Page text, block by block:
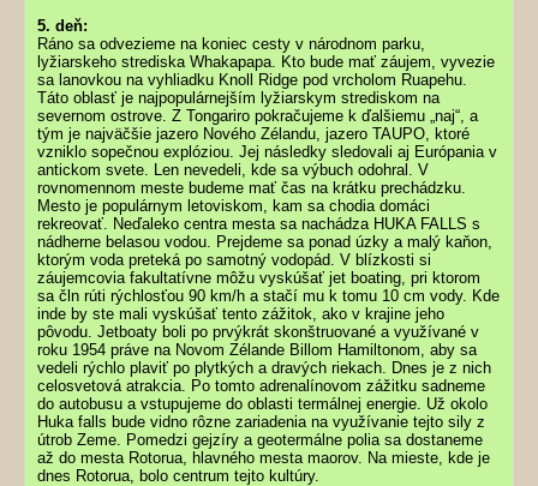
5. deň:
Ráno sa odvezieme na koniec cesty v národnom parku,
lyžiarskeho strediska Whakapapa. Kto bude mať záujem, vyvezie
sa lanovkou na vyhliadku Knoll Ridge pod vrcholom Ruapehu.
Táto oblasť je najpopulárnejším lyžiarskym strediskom na
severnom ostrove. Z Tongariro pokračujeme k ďalšiemu „naj“, a
tým je najväčšie jazero Nového Zélandu, jazero TAUPO, ktoré
vzniklo sopečnou explóziou. Jej následky sledovali aj Európania v
antickom svete. Len nevedeli, kde sa výbuch odohral. V
rovnomennom meste budeme mať čas na krátku prechádzku.
Mesto je populárnym letoviskom, kam sa chodia domáci
rekreovať. Neďaleko centra mesta sa nachádza HUKA FALLS s
nádherne belasou vodou. Prejdeme sa ponad úzky a malý kaňon,
ktorým voda preteká po samotný vodopád. V blízkosti si
záujemcovia fakultatívne môžu vyskúšať jet boating, pri ktorom
sa čln rúti rýchlosťou 90 km/h a stačí mu k tomu 10 cm vody. Kde
inde by ste mali vyskúšať tento zážitok, ako v krajine jeho
pôvodu. Jetboaty boli po prvýkrát skonštruované a využívané v
roku 1954 práve na Novom Zélande Billom Hamiltonom, aby sa
vedeli rýchlo plaviť po plytkých a dravých riekach. Dnes je z nich
celosvetová atrakcia. Po tomto adrenalínovom zážitku sadneme
do autobusu a vstupujeme do oblasti termálnej energie. Už okolo
Huka falls bude vidno rôzne zariadenia na využívanie tejto sily z
útrob Zeme. Pomedzi gejzíry a geotermálne polia sa dostaneme
až do mesta Rotorua, hlavného mesta maorov. Na mieste, kde je
dnes Rotorua, bolo centrum tejto kultúry.